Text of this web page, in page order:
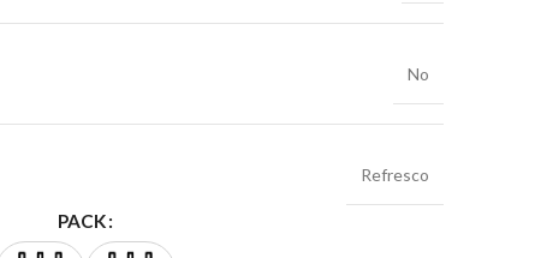
No
Refresco
PACK